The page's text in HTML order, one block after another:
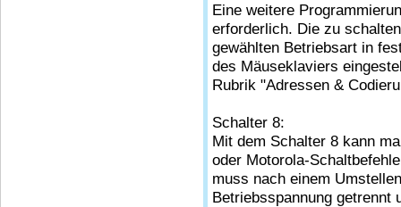
Eine weitere
erforderlich. Die zu
gewählten Betriebsart in
des Mäuseklaviers
Rubrik "Adressen &
Schalter 8:
Mit dem Schalter 8 kann
oder Motorola-
muss nach einem
Betriebsspannung getrennt